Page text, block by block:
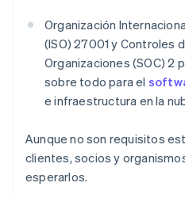
Organización
(ISO) 27001 y Controles
Organizaciones (SOC) 2
sobre todo para el
e infraestructura en la
Aunque no son requisitos
clientes, socios y
esperarlos.